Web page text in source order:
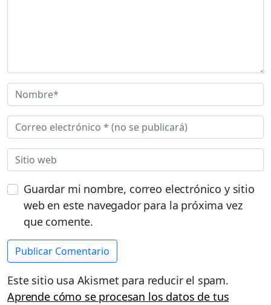
Guardar mi nombre, correo electrónico y sitio
web en este navegador para la próxima vez
que comente.
Este sitio usa Akismet para reducir el spam.
Aprende cómo se procesan los datos de tus